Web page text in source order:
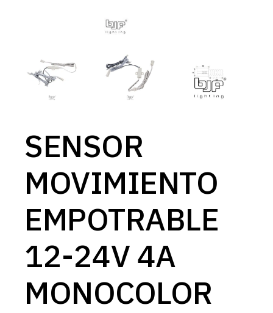
SENSOR
MOVIMIENTO
EMPOTRABLE
12-24V 4A
MONOCOLOR